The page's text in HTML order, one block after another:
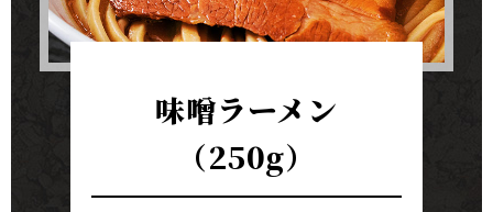
味噌ラーメン
（250g）